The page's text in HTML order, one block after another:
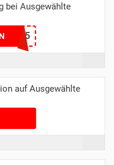
bei Ausgewählte
auf Ausgewählte